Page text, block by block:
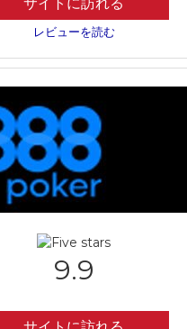
レビューを読む
9.9